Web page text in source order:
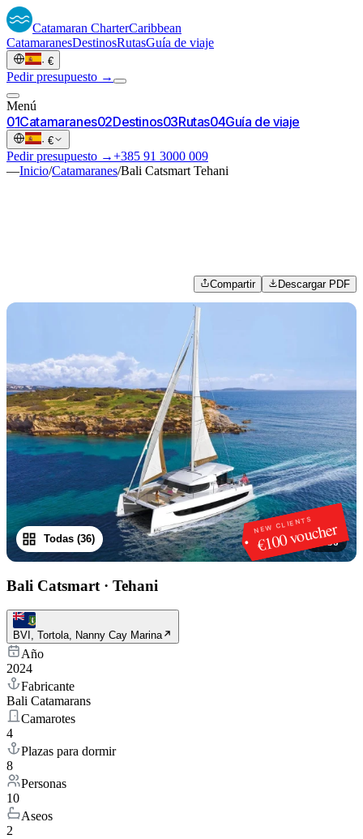
Catamaran CharterCaribbean
CatamaranesDestinosRutasGuía de viaje
· €
Pedir presupuesto →
Menú
01Catamaranes02Destinos03Rutas04Guía de viaje
· €
Pedir presupuesto →+385 91 3000 009
—Inicio/Catamaranes/Bali Catsmart Tehani
Compartir Descargar PDF
NEW CLIENTS
€100 voucher
1/36
Todas (36)
Bali Catsmart · Tehani
BVI, Tortola, Nanny Cay Marina
Año
2024
Fabricante
Bali Catamarans
Camarotes
4
Plazas para dormir
8
Personas
10
Aseos
2